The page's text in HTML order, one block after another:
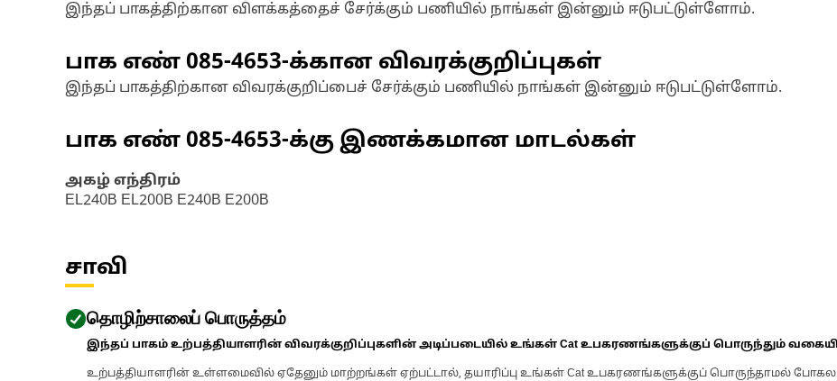
இந்தப் பாகத்திற்கான விளக்கத்தைச் சேர்க்கும் பணியில் நாங்கள் இன்னும் ஈடுபட்டுள்ளோம்.
பாக எண் 085-4653-க்கான விவரக்குறிப்புகள்
இந்தப் பாகத்திற்கான விவரக்குறிப்பைச் சேர்க்கும் பணியில் நாங்கள் இன்னும் ஈடுபட்டுள்ளோம்.
பாக எண் 085-4653-க்கு இணக்கமான மாடல்கள்
அகழ் எந்திரம்
EL240B EL200B E240B E200B
சாவி
தொழிற்சாலைப் பொருத்தம்
இந்தப் பாகம் உற்பத்தியாளரின் விவரக்குறிப்புகளின் அடிப்படையில் உங்கள் Cat உபகரணங்களுக்குப் பொருந்தும்
உற்பத்தியாளரின் உள்ளமைவில் ஏதேனும் மாற்றங்கள் ஏற்பட்டால், தயாரிப்பு உங்கள் Cat உபகரணங்களுக்குப் பொருந்தாமல்